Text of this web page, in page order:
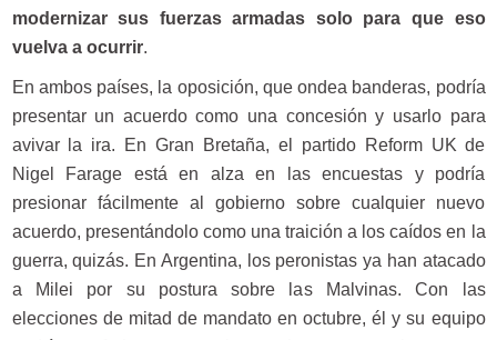
modernizar sus fuerzas armadas solo para que eso
vuelva a ocurrir.
En ambos países, la oposición, que ondea banderas, podría
presentar un acuerdo como una concesión y usarlo para
avivar la ira. En Gran Bretaña, el partido Reform UK de
Nigel Farage está en alza en las encuestas y podría
presionar fácilmente al gobierno sobre cualquier nuevo
acuerdo, presentándolo como una traición a los caídos en la
guerra, quizás. En Argentina, los peronistas ya han atacado
a Milei por su postura sobre las Malvinas. Con las
elecciones de mitad de mandato en octubre, él y su equipo